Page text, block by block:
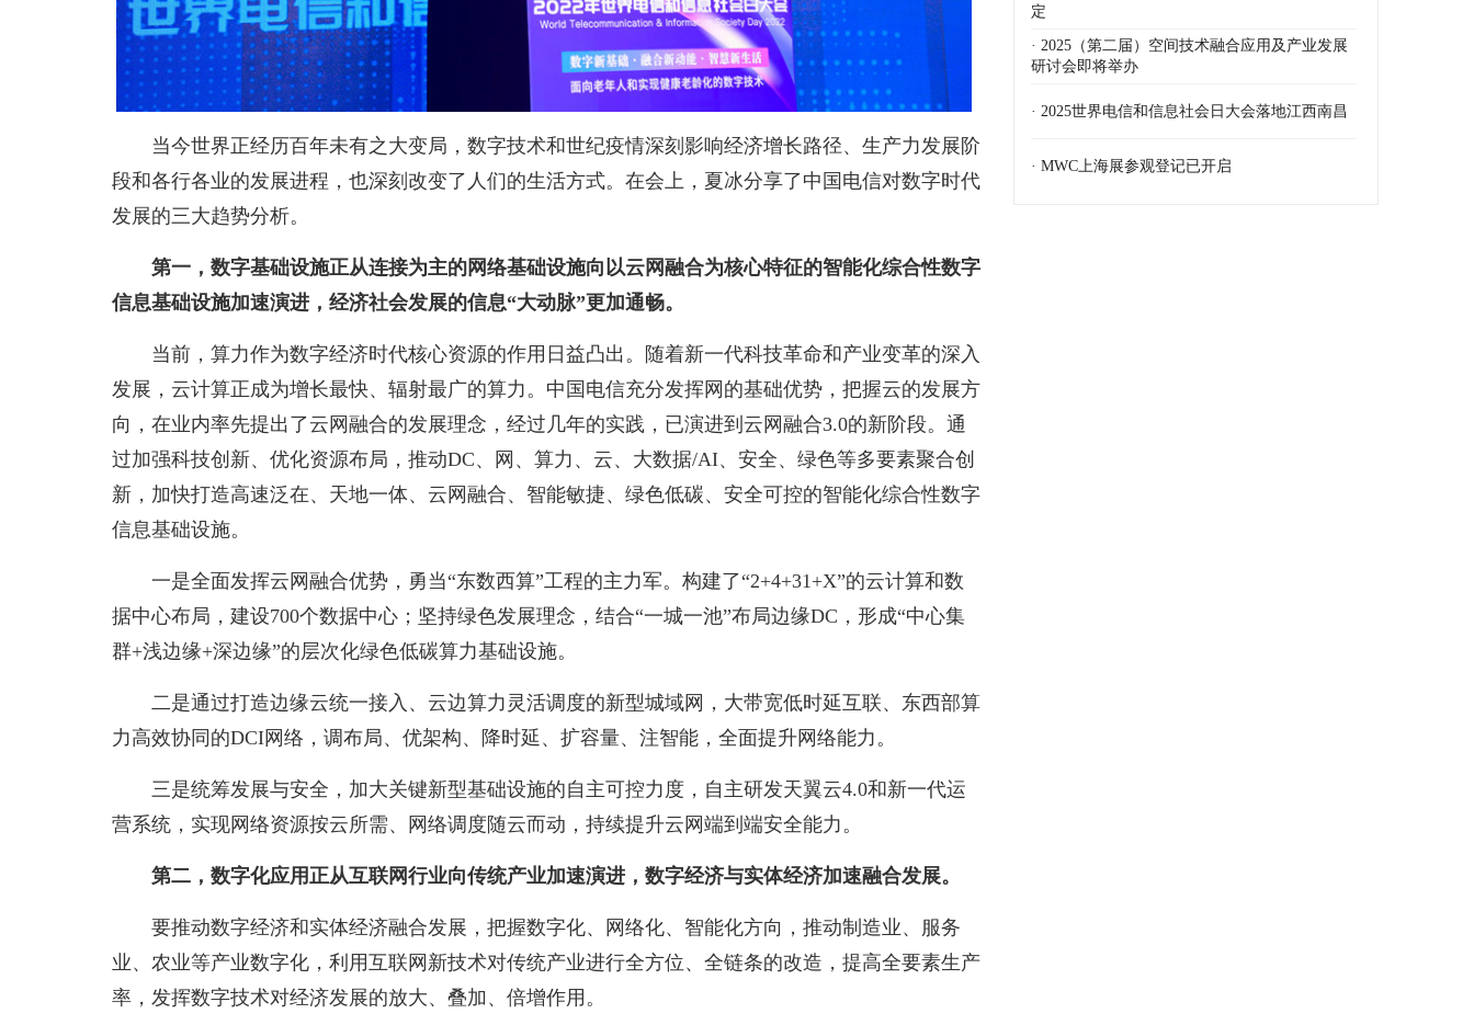
当今世界正经历百年未有之大变局，数字技术和世纪疫情深刻影响经济增长路径、生产力发展阶
段和各行各业的发展进程，也深刻改变了人们的生活方式。在会上，夏冰分享了中国电信对数字时代
发展的三大趋势分析。
第一，数字基础设施正从连接为主的网络基础设施向以云网融合为核心特征的智能化综合性数字
信息基础设施加速演进，经济社会发展的信息“大动脉”更加通畅。
当前，算力作为数字经济时代核心资源的作用日益凸出。随着新一代科技革命和产业变革的深入
发展，云计算正成为增长最快、辐射最广的算力。中国电信充分发挥网的基础优势，把握云的发展方
向，在业内率先提出了云网融合的发展理念，经过几年的实践，已演进到云网融合3.0的新阶段。通
过加强科技创新、优化资源布局，推动DC、网、算力、云、大数据/AI、安全、绿色等多要素聚合创
新，加快打造高速泛在、天地一体、云网融合、智能敏捷、绿色低碳、安全可控的智能化综合性数字
信息基础设施。
一是全面发挥云网融合优势，勇当“东数西算”工程的主力军。构建了“2+4+31+X”的云计算和数
据中心布局，建设700个数据中心；坚持绿色发展理念，结合“一城一池”布局边缘DC，形成“中心集
群+浅边缘+深边缘”的层次化绿色低碳算力基础设施。
二是通过打造边缘云统一接入、云边算力灵活调度的新型城域网，大带宽低时延互联、东西部算
力高效协同的DCI网络，调布局、优架构、降时延、扩容量、注智能，全面提升网络能力。
三是统筹发展与安全，加大关键新型基础设施的自主可控力度，自主研发天翼云4.0和新一代运
营系统，实现网络资源按云所需、网络调度随云而动，持续提升云网端到端安全能力。
第二，数字化应用正从互联网行业向传统产业加速演进，数字经济与实体经济加速融合发展。
要推动数字经济和实体经济融合发展，把握数字化、网络化、智能化方向，推动制造业、服务
业、农业等产业数字化，利用互联网新技术对传统产业进行全方位、全链条的改造，提高全要素生产
率，发挥数字技术对经济发展的放大、叠加、倍增作用。
定
· 2025（第二届）空间技术融合应用及产业发展
研讨会即将举办
· 2025世界电信和信息社会日大会落地江西南昌
· MWC上海展参观登记已开启